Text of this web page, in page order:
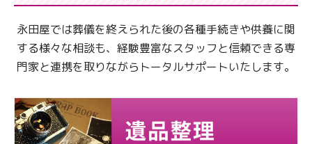
永田屋では葬儀を終えられた後の各種手続きや供養に関
する様々な相談も、 経験豊富なスタッフと信頼できる専
門家と連携を取りながらトータルサポートいたします。